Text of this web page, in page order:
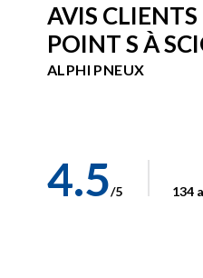
AVIS
POINT S À
ALPHI PNEUX
4.5/5 134